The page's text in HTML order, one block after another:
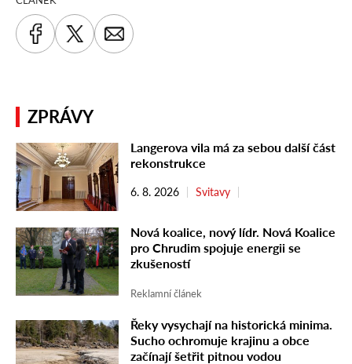
ZPRÁVY
Langerova vila má za sebou další část
rekonstrukce
6. 8. 2026 Svitavy
Nová koalice, nový lídr. Nová Koalice
pro Chrudim spojuje energii se
zkušeností
Reklamní článek
Řeky vysychají na historická minima.
Sucho ochromuje krajinu a obce
začínají šetřit pitnou vodou